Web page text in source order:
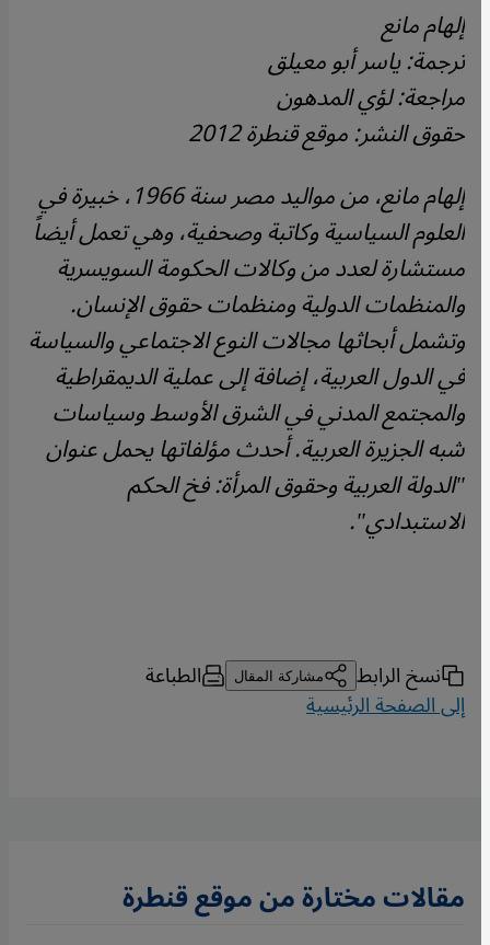
إلهام مانع
ترجمة: ياسر أبو معيلق
مراجعة: لؤي المدهون
حقوق النشر: موقع قنطرة 2012
إلهام مانع، من مواليد مصر سنة 1966، خبيرة في
العلوم السياسية وكاتبة وصحفية، وهي تعمل أيضاً
مستشارة لعدد من وكالات الحكومة السويسرية
والمنظمات الدولية ومنظمات حقوق الإنسان.
وتشمل أبحاثها مجالات النوع الاجتماعي والسياسة
في الدول العربية، إضافة إلى عملية الديمقراطية
والمجتمع المدني في الشرق الأوسط وسياسات
شبه الجزيرة العربية. أحدث مؤلفاتها يحمل عنوان
"الدولة العربية وحقوق المرأة: فخ الحكم
الاستبدادي".
نسخ الرابط مشاركة المقال الطباعة
إلى الصفحة الرئيسية
مقالات مختارة من موقع قنطرة